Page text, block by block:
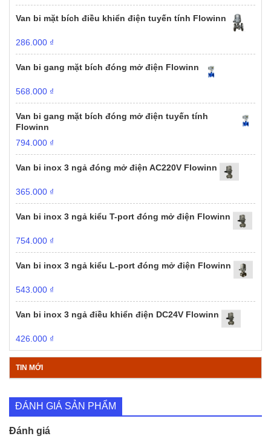
Van bi mặt bích điều khiển điện tuyến tính Flowinn
286.000 ₫
Van bi gang mặt bích đóng mở điện Flowinn
568.000 ₫
Van bi gang mặt bích đóng mở điện tuyến tính
Flowinn
794.000 ₫
Van bi inox 3 ngả đóng mở điện AC220V Flowinn
365.000 ₫
Van bi inox 3 ngả kiểu T-port đóng mở điện Flowinn
754.000 ₫
Van bi inox 3 ngả kiểu L-port đóng mở điện Flowinn
543.000 ₫
Van bi inox 3 ngả điều khiển điện DC24V Flowinn
426.000 ₫
TIN MỚI
ĐÁNH GIÁ SẢN PHẨM
Đánh giá